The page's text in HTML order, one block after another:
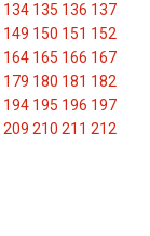
134 135 136 137
149 150 151 152
164 165 166 167
179 180 181 182
194 195 196 197
209 210 211 212